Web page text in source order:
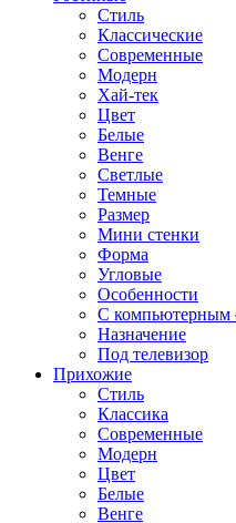
Стиль
Классические
Современные
Модерн
Хай-тек
Цвет
Белые
Венге
Светлые
Темные
Размер
Мини стенки
Форма
Угловые
Особенности
С компьютерным
Назначение
Под телевизор
Прихожие
Стиль
Классика
Современные
Модерн
Цвет
Белые
Венге